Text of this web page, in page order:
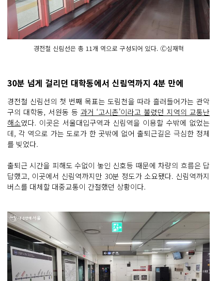
경전철 신림선은 총 11개 역으로 구성되어 있다. Ⓒ심재혁
30분 넘게 걸리던 대학동에서 신림역까지 4분 만에
경전철 신림선의 첫 번째 목표는 도림천을 따라 흘러들어가는 관악
구의 대학동, 서원동 등 과거 ‘고시촌’이라고 불렸던 지역의 교통난
해소였다. 이곳은 서울대입구역과 신림역을 이용할 수밖에 없었는
데, 각 역으로 가는 도로가 한 곳밖에 없어 출퇴근길은 극심한 정체
를 빚었다.
출퇴근 시간을 피해도 수없이 놓인 신호등 때문에 차량의 흐름은 답
답했고, 이곳에서 신림역까지만 30분 정도가 소요됐다. 신림역까지
버스를 대체할 대중교통이 간절했던 상황이다.